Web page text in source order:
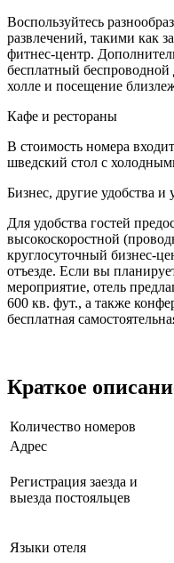
Воспользуйтесь
развлечений, такими как
фитнес-центр.
бесплатный беспроводной
холле и посещение
Кафе и рестораны
В стоимость номера
шведский стол с
Бизнес, другие удобства и
Для удобства гостей
высокоскоростной
круглосуточный бизнес-
отъезде. Если вы
мероприятие, отель
600 кв. фут., а также
бесплатная
Краткое
Количество номеров
Адрес
Регистрация заезда и
выезда постояльцев
Языки отеля